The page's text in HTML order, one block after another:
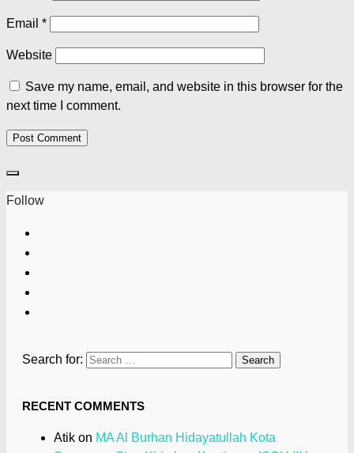
Email *
Website
Save my name, email, and website in this browser for the
next time I comment.
Follow
Search for:
RECENT COMMENTS
Atik on MA Al Burhan Hidayatullah Kota